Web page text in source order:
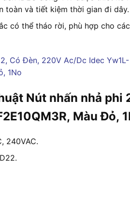
toàn và tiết kiệm thời gian đi dây.
có thể tháo rời, phù hợp cho
Nút nhấn nhả phi
Màu Đỏ,
240VAC.